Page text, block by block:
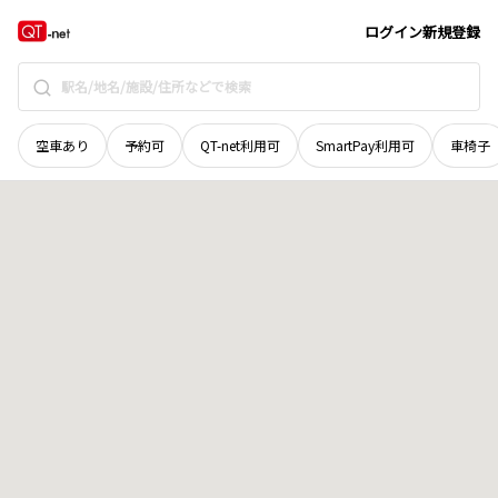
ログイン新規登録
空車あり 予約可 QT-net利用可 SmartPay利用可 車椅子
北海道